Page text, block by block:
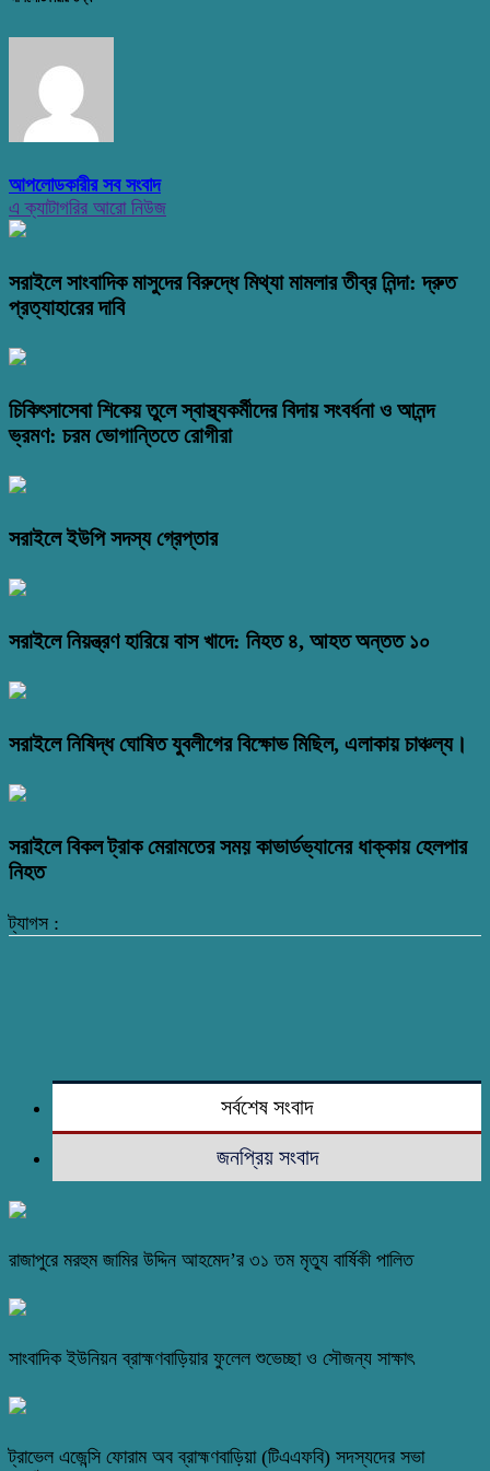
আপলোডকারীর সব সংবাদ
এ ক্যাটাগরির আরো নিউজ
সরাইলে সাংবাদিক মাসুদের বিরুদ্ধে মিথ্যা মামলার তীব্র নিন্দা: দ্রুত
প্রত্যাহারের দাবি
চিকিৎসাসেবা শিকেয় তুলে স্বাস্থ্যকর্মীদের বিদায় সংবর্ধনা ও আনন্দ
ভ্রমণ: চরম ভোগান্তিতে রোগীরা
সরাইলে ইউপি সদস্য গ্রেপ্তার
সরাইলে নিয়ন্ত্রণ হারিয়ে বাস খাদে: নিহত ৪, আহত অন্তত ১০
সরাইলে নিষিদ্ধ ঘোষিত যুবলীগের বিক্ষোভ মিছিল, এলাকায় চাঞ্চল্য।
সরাইলে বিকল ট্রাক মেরামতের সময় কাভার্ডভ্যানের ধাক্কায় হেলপার
নিহত
ট্যাগস :
সর্বশেষ সংবাদ
জনপ্রিয় সংবাদ
রাজাপুরে মরহুম জামির উদ্দিন আহমেদ’র ৩১ তম মৃত্যু বার্ষিকী পালিত
সাংবাদিক ইউনিয়ন ব্রাহ্মণবাড়িয়ার ফুলেল শুভেচ্ছা ও সৌজন্য সাক্ষাৎ
ট্রাভেল এজেন্সি ফোরাম অব ব্রাহ্মণবাড়িয়া (টিএএফবি) সদস্যদের সভা